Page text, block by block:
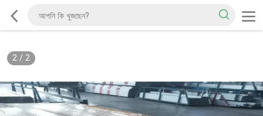
2/ 2